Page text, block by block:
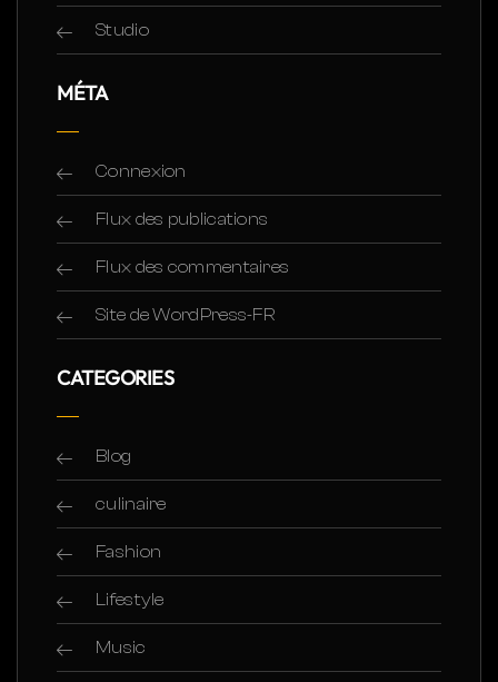
Studio
MÉTA
Connexion
Flux des publications
Flux des commentaires
Site de WordPress-FR
CATEGORIES
Blog
culinaire
Fashion
Lifestyle
Music